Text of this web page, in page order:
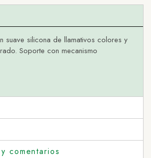
suave silicona de llamativos colores y
Soporte con mecanismo
comentarios